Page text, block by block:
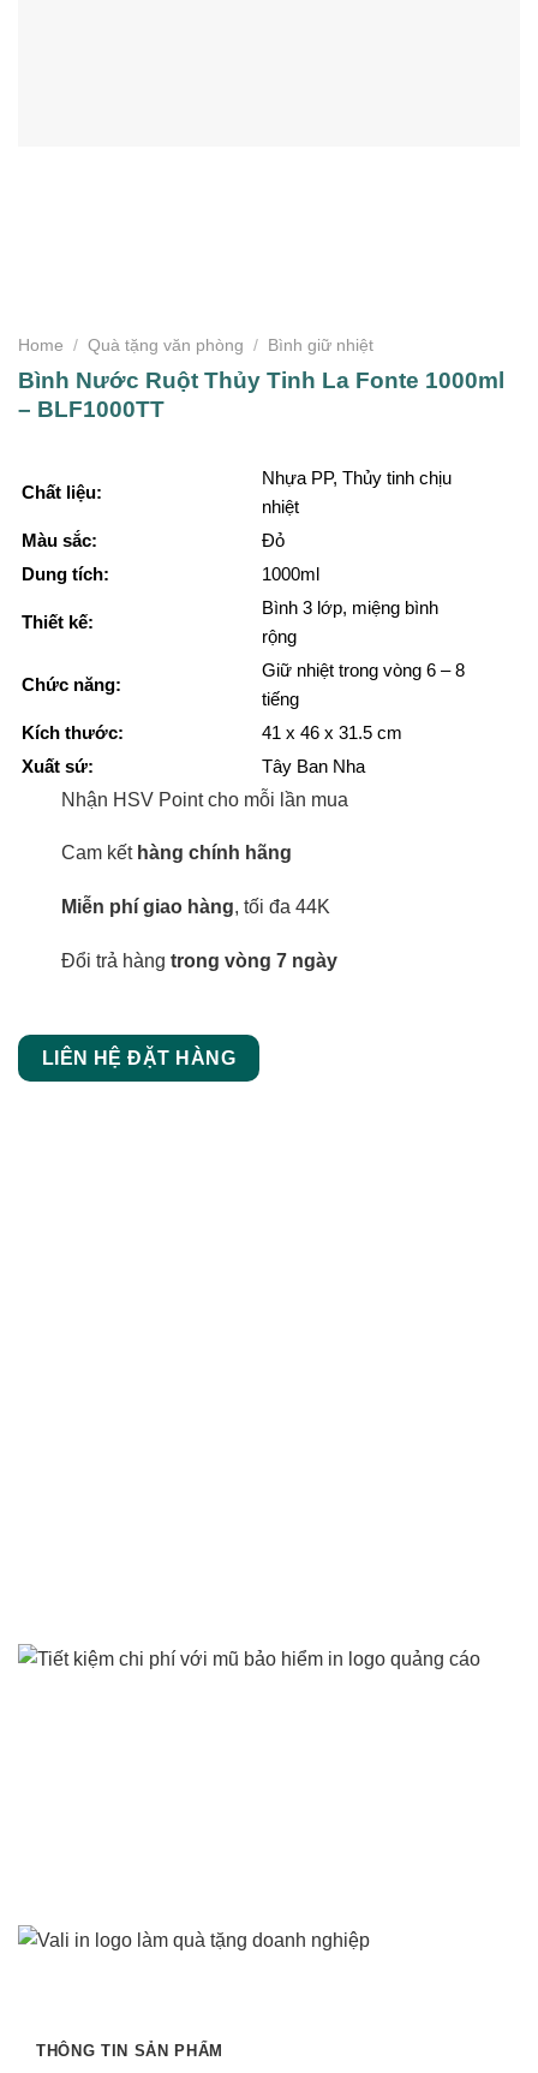
Home / Quà tặng văn phòng / Bình giữ nhiệt
Bình Nước Ruột Thủy Tinh La Fonte 1000ml
– BLF1000TT
Chất liệu:
Nhựa PP, Thủy tinh chịu
nhiệt
Màu sắc:
Đỏ
Dung tích:
1000ml
Thiết kế:
Bình 3 lớp, miệng bình
rộng
Chức năng:
Giữ nhiệt trong vòng 6 – 8
tiếng
Kích thước:
41 x 46 x 31.5 cm
Xuất sứ:
Tây Ban Nha
Nhận HSV Point cho mỗi lần mua
Cam kết hàng chính hãng
Miễn phí giao hàng, tối đa 44K
Đổi trả hàng trong vòng 7 ngày
LIÊN HỆ ĐẶT HÀNG
THÔNG TIN SẢN PHẨM